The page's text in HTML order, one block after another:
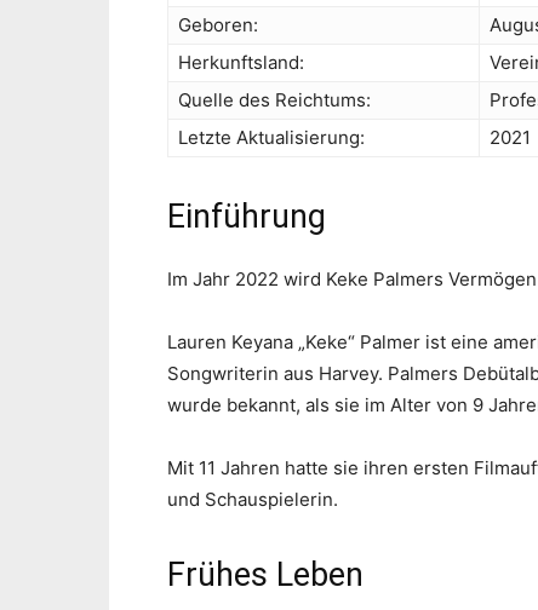
Geboren:
Herkunftsland:
Quelle des Reichtums:
Letzte Aktualisierung:
2021
Einführung
Im Jahr 2022 wird Keke Palmers
Lauren Keyana „Keke“ Palmer ist eine
Songwriterin aus Harvey. Palmers
wurde bekannt, als sie im Alter von 9
Mit 11 Jahren hatte sie ihren ersten
und Schauspielerin.
Frühes Leben